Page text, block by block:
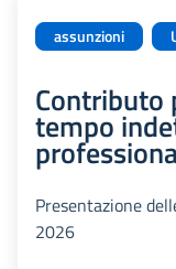
assunzioni
Contributo
tempo
Presentazione
2026